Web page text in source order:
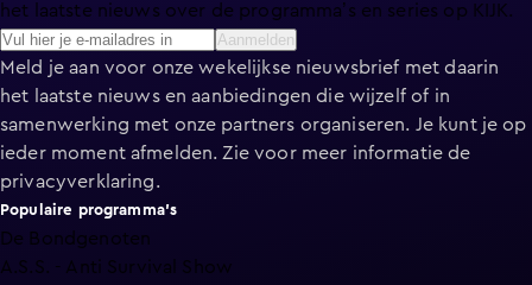
het laatste nieuws over de programma’s en series op KIJK.
Aanmelden
Meld je aan voor onze wekelijkse nieuwsbrief met daarin
het laatste nieuws en aanbiedingen die wijzelf of in
samenwerking met onze partners organiseren. Je kunt je op
ieder moment afmelden. Zie voor meer informatie de
privacyverklaring.
Populaire programma's
De Bondgenoten
A.S.S. - Anti Survival Show